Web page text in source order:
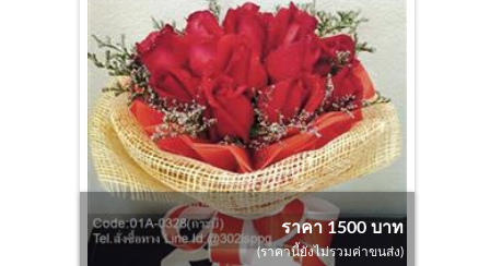
ราคา 1500 บาท
(ราคานี้ยังไม่รวมค่าขนส่ง)